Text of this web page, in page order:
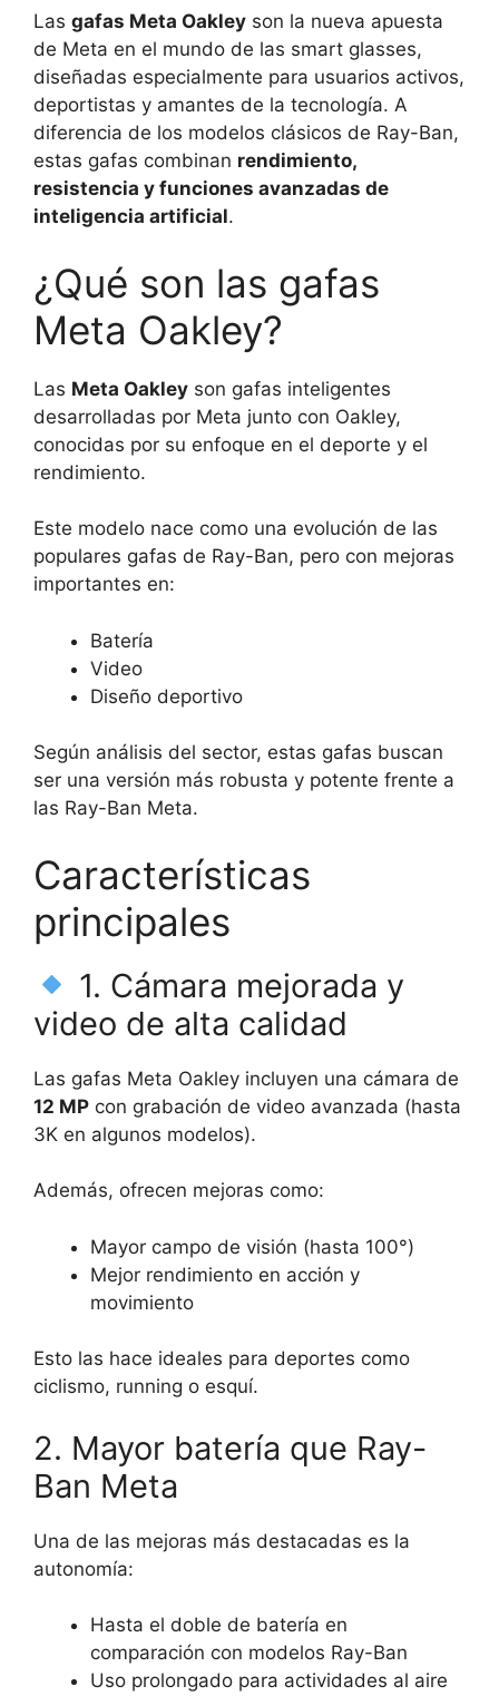
Las gafas Meta Oakley son la nueva apuesta
de Meta en el mundo de las smart glasses,
diseñadas especialmente para usuarios activos,
deportistas y amantes de la tecnología. A
diferencia de los modelos clásicos de Ray-Ban,
estas gafas combinan rendimiento,
resistencia y funciones avanzadas de
inteligencia artificial.
¿Qué son las gafas
Meta Oakley?
Las Meta Oakley son gafas inteligentes
desarrolladas por Meta junto con Oakley,
conocidas por su enfoque en el deporte y el
rendimiento.
Este modelo nace como una evolución de las
populares gafas de Ray-Ban, pero con mejoras
importantes en:
Batería
Video
Diseño deportivo
Según análisis del sector, estas gafas buscan
ser una versión más robusta y potente frente a
las Ray-Ban Meta.
Características
principales
1. Cámara mejorada y
video de alta calidad
Las gafas Meta Oakley incluyen una cámara de
12 MP con grabación de video avanzada (hasta
3K en algunos modelos).
Además, ofrecen mejoras como:
Mayor campo de visión (hasta 100°)
Mejor rendimiento en acción y
movimiento
Esto las hace ideales para deportes como
ciclismo, running o esquí.
2. Mayor batería que Ray-
Ban Meta
Una de las mejoras más destacadas es la
autonomía:
Hasta el doble de batería en
comparación con modelos Ray-Ban
Uso prolongado para actividades al aire